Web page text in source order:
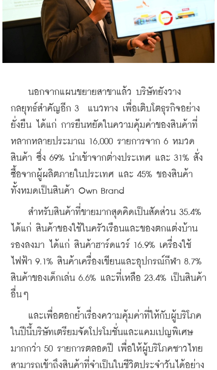
นอกจากแผนขยายสาขาแล้ว บริษัทยังวาง
กลยุทธ์สำคัญอีก 3  แนวทาง เพื่อเติบโตธุรกิจอย่าง
ยั่งยืน ได้แก่ การยืนหยัดในความคุ้มค่าของสินค้าที่
หลากหลายประมาณ 16,000 รายการจาก 6 หมวด
สินค้า ซึ่ง 69% นำเข้าจากต่างประเทศ และ 31% สั่ง
ซื้อจากผู้ผลิตภายในประเทศ และ 45% ของสินค้า
ทั้งหมดเป็นสินค้า Own Brand
สำหรับสินค้าที่ขายมากสุดคิดเป็นสัดส่วน 35.4%
ได้แก่ สินค้าของใช้ในครัวเรือนและของตกแต่งบ้าน
รองลงมา ได้แก่ สินค้าฮาร์ดแวร์ 16.9% เครื่องใช้
ไฟฟ้า 9.1% สินค้าเครื่องเขียนและอุปกรณ์กีฬา 8.7%
สินค้าของเด็กเล่น 6.6% และที่เหลือ 23.4% เป็นสินค้า
อื่นๆ
และเพื่อตอกย้ำเรื่องความคุ้มค่าที่ให้กับผู้บริโภค
ในปีนี้บริษัทเตรียมจัดโปรโมชั่นและแคมเปญพิเศษ
มากกว่า 50 รายการตลอดปี เพื่อให้ผู้บริโภคชาวไทย
สามารถเข้าถึงสินค้าที่จำเป็นในชีวิตประจำวันได้อย่าง